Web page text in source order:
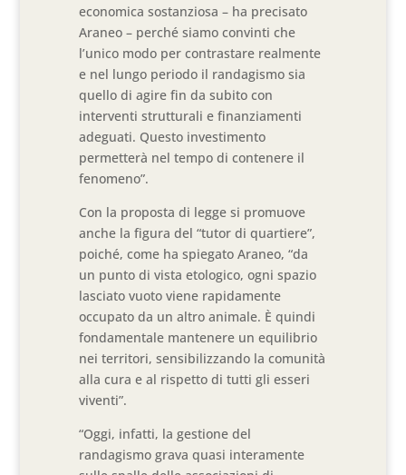
economica sostanziosa – ha precisato
Araneo – perché siamo convinti che
l’unico modo per contrastare realmente
e nel lungo periodo il randagismo sia
quello di agire fin da subito con
interventi strutturali e finanziamenti
adeguati. Questo investimento
permetterà nel tempo di contenere il
fenomeno”.
Con la proposta di legge si promuove
anche la figura del “tutor di quartiere”,
poiché, come ha spiegato Araneo, “da
un punto di vista etologico, ogni spazio
lasciato vuoto viene rapidamente
occupato da un altro animale. È quindi
fondamentale mantenere un equilibrio
nei territori, sensibilizzando la comunità
alla cura e al rispetto di tutti gli esseri
viventi”.
“Oggi, infatti, la gestione del
randagismo grava quasi interamente